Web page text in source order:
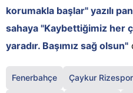
korumakla başlar" yazılı
sahaya "Kaybettiğimiz her
yaradır. Başımız sağ olsun"
Fenerbahçe Çaykur Rizespor